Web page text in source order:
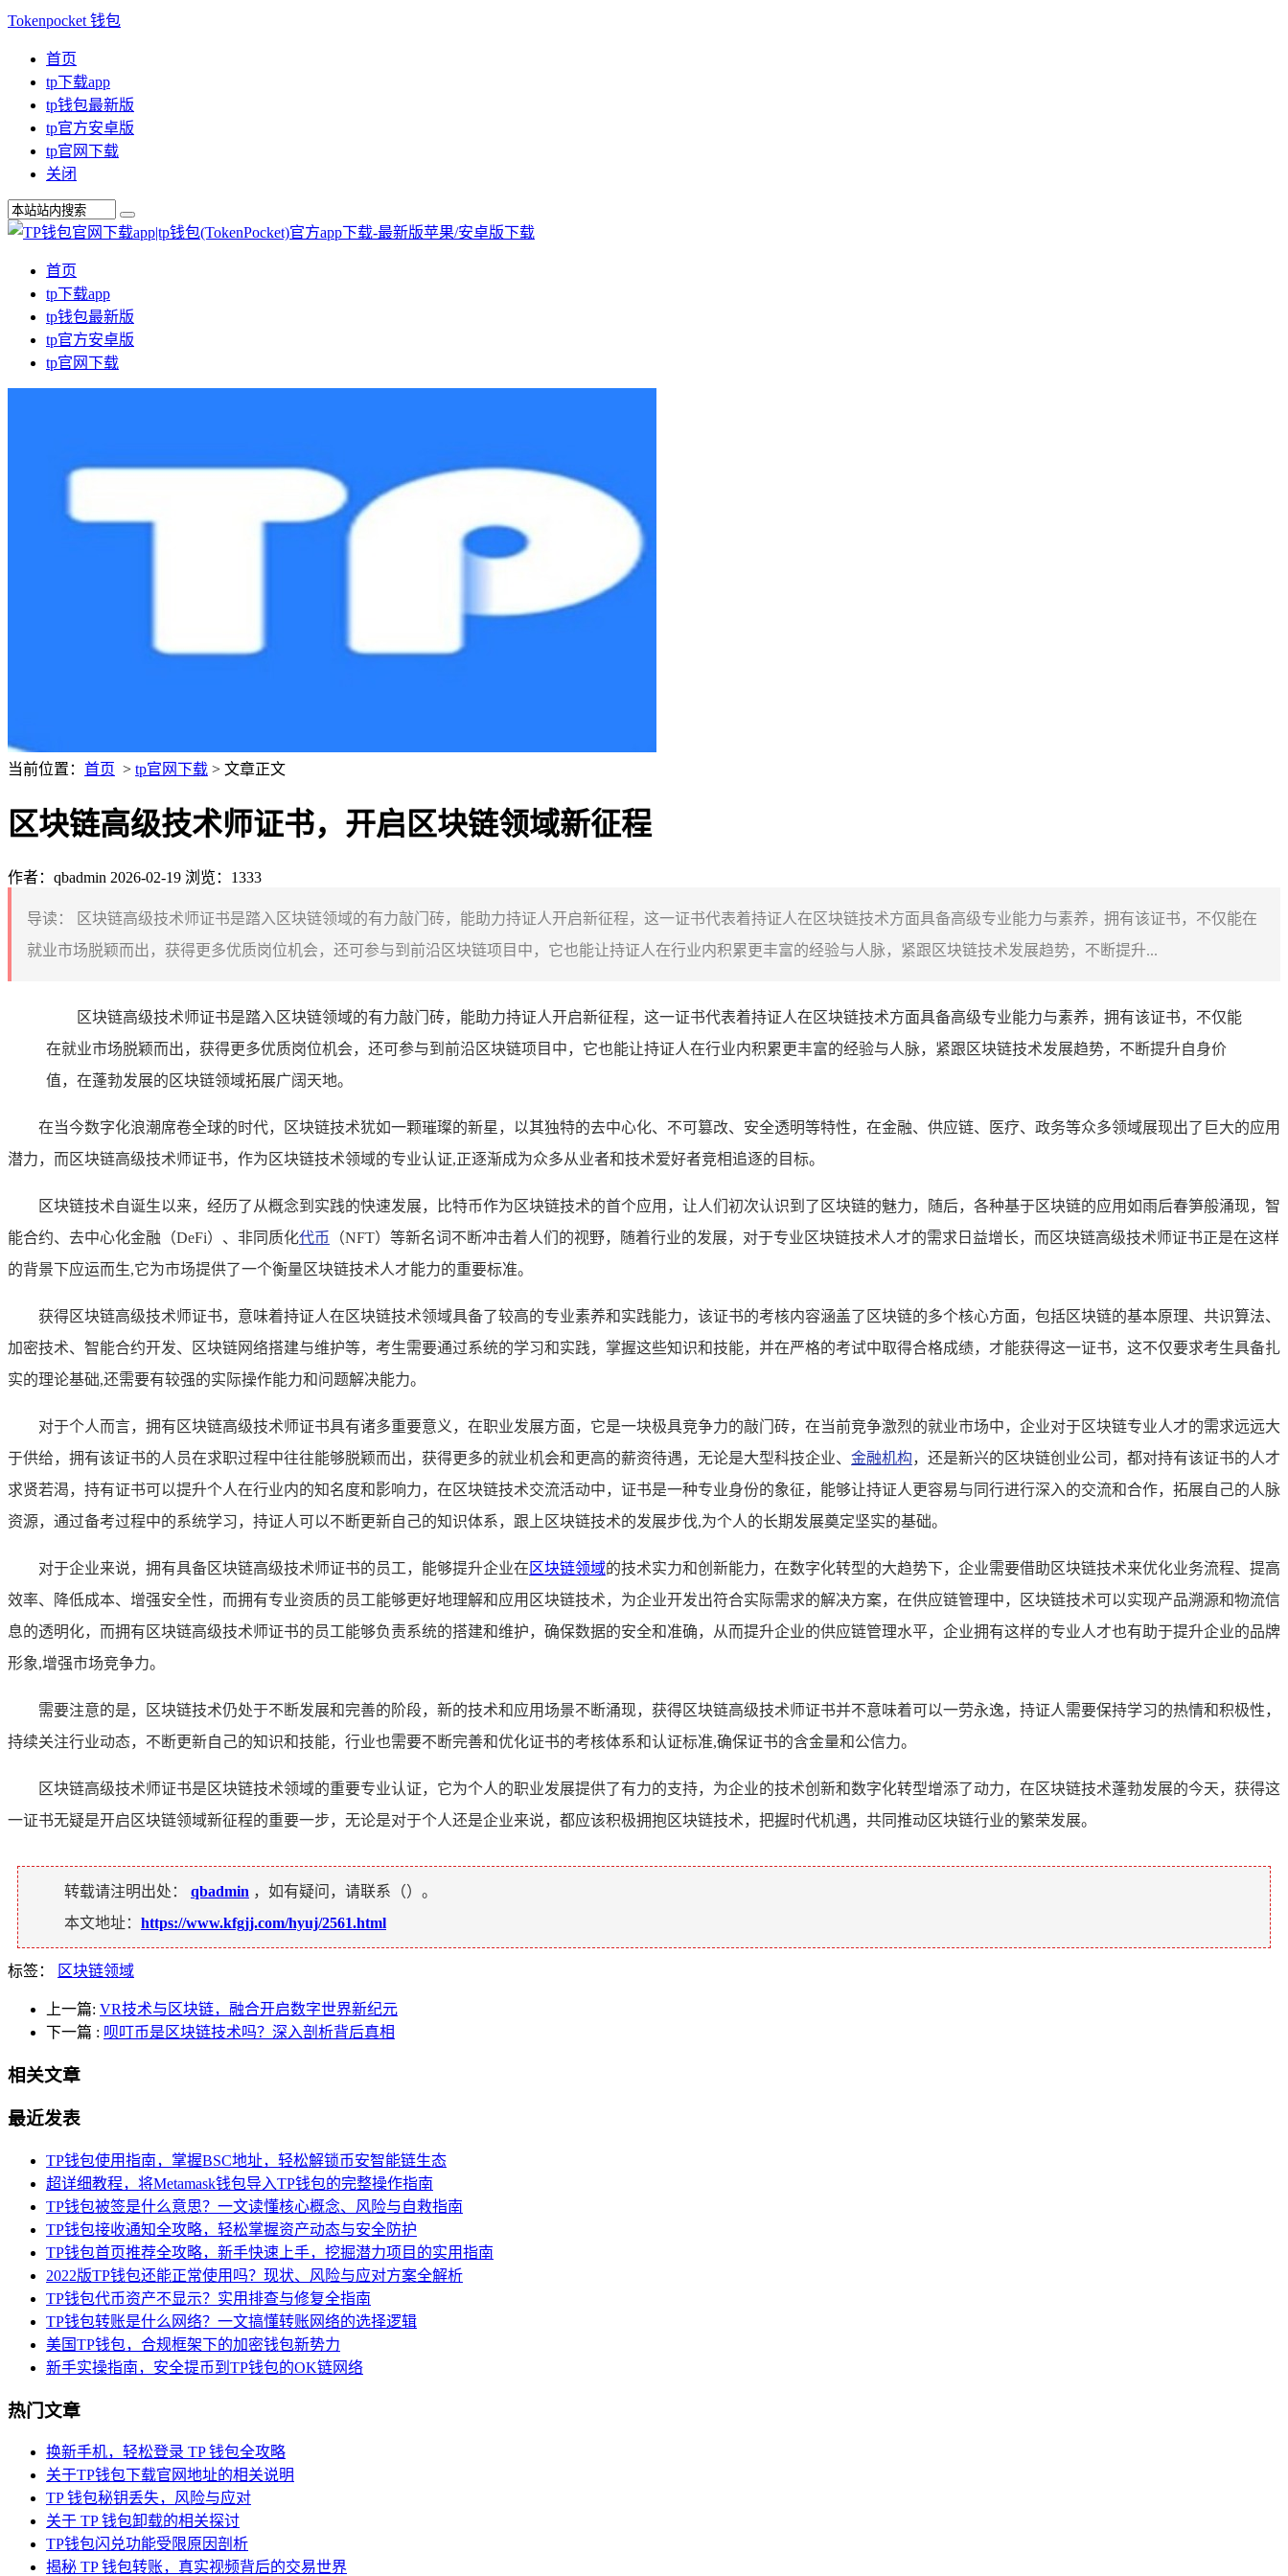
Tokenpocket 钱包
首页
tp下载app
tp钱包最新版
tp官方安卓版
tp官网下载
关闭
首页
tp下载app
tp钱包最新版
tp官方安卓版
tp官网下载
当前位置： 首页 > tp官网下载 > 文章正文
区块链高级技术师证书，开启区块链领域新征程
作者：qbadmin 2026-02-19 浏览：1333
导读：
区块链高级技术师证书是踏入区块链领域的有力敲门砖，能助力持证人开启新征程，这一证书代表着持证人在区块链技术方面具备高级专业能力与素养，拥有该证书，不仅能在
就业市场脱颖而出，获得更多优质岗位机会，还可参与到前沿区块链项目中，它也能让持证人在行业内积累更丰富的经验与人脉，紧跟区块链技术发展趋势，不断提升...
区块链高级技术师证书是踏入区块链领域的有力敲门砖，能助力持证人开启新征程，这一证书代表着持证人在区块链技术方面具备高级专业能力与素养，拥有该证书，不仅能
在就业市场脱颖而出，获得更多优质岗位机会，还可参与到前沿区块链项目中，它也能让持证人在行业内积累更丰富的经验与人脉，紧跟区块链技术发展趋势，不断提升自身价
值，在蓬勃发展的区块链领域拓展广阔天地。
在当今数字化浪潮席卷全球的时代，区块链技术犹如一颗璀璨的新星，以其独特的去中心化、不可篡改、安全透明等特性，在金融、供应链、医疗、政务等众多领域展现出了巨大的应用
潜力，而区块链高级技术师证书，作为区块链技术领域的专业认证,正逐渐成为众多从业者和技术爱好者竞相追逐的目标。
区块链技术自诞生以来，经历了从概念到实践的快速发展，比特币作为区块链技术的首个应用，让人们初次认识到了区块链的魅力，随后，各种基于区块链的应用如雨后春笋般涌现，智
能合约、去中心化金融（DeFi）、非同质化代币
（NFT）等新名词不断冲击着人们的视野，随着行业的发展，对于专业区块链技术人才的需求日益增长，而区块链高级技术师证书正是在这样
的背景下应运而生,它为市场提供了一个衡量区块链技术人才能力的重要标准。
获得区块链高级技术师证书，意味着持证人在区块链技术领域具备了较高的专业素养和实践能力，该证书的考核内容涵盖了区块链的多个核心方面，包括区块链的基本原理、共识算法、
加密技术、智能合约开发、区块链网络搭建与维护等，考生需要通过系统的学习和实践，掌握这些知识和技能，并在严格的考试中取得合格成绩，才能获得这一证书，这不仅要求考生具备扎
实的理论基础,还需要有较强的实际操作能力和问题解决能力。
对于个人而言，拥有区块链高级技术师证书具有诸多重要意义，在职业发展方面，它是一块极具竞争力的敲门砖，在当前竞争激烈的就业市场中，企业对于区块链专业人才的需求远远大
于供给，拥有该证书的人员在求职过程中往往能够脱颖而出，获得更多的就业机会和更高的薪资待遇，无论是大型科技企业、 金融机构，还是新兴的区块链创业公司，都对持有该证书的人才
求贤若渴，持有证书可以提升个人在行业内的知名度和影响力，在区块链技术交流活动中，证书是一种专业身份的象征，能够让持证人更容易与同行进行深入的交流和合作，拓展自己的人脉
资源，通过备考过程中的系统学习，持证人可以不断更新自己的知识体系，跟上区块链技术的发展步伐,为个人的长期发展奠定坚实的基础。
对于企业来说，拥有具备区块链高级技术师证书的员工，能够提升企业在 区块链领域的技术实力和创新能力，在数字化转型的大趋势下，企业需要借助区块链技术来优化业务流程、提高
效率、降低成本、增强安全性，而拥有专业资质的员工能够更好地理解和应用区块链技术，为企业开发出符合实际需求的解决方案，在供应链管理中，区块链技术可以实现产品溯源和物流信
息的透明化，而拥有区块链高级技术师证书的员工能够负责系统的搭建和维护，确保数据的安全和准确，从而提升企业的供应链管理水平，企业拥有这样的专业人才也有助于提升企业的品牌
形象,增强市场竞争力。
需要注意的是，区块链技术仍处于不断发展和完善的阶段，新的技术和应用场景不断涌现，获得区块链高级技术师证书并不意味着可以一劳永逸，持证人需要保持学习的热情和积极性，
持续关注行业动态，不断更新自己的知识和技能，行业也需要不断完善和优化证书的考核体系和认证标准,确保证书的含金量和公信力。
区块链高级技术师证书是区块链技术领域的重要专业认证，它为个人的职业发展提供了有力的支持，为企业的技术创新和数字化转型增添了动力，在区块链技术蓬勃发展的今天，获得这
一证书无疑是开启区块链领域新征程的重要一步，无论是对于个人还是企业来说，都应该积极拥抱区块链技术，把握时代机遇，共同推动区块链行业的繁荣发展。
转载请注明出处： qbadmin ，如有疑问，请联系（）。
本文地址： https://www.kfgjj.com/hyuj/2561.html
标签： 区块链领域
上一篇: VR技术与区块链，融合开启数字世界新纪元
下一篇 : 呗叮币是区块链技术吗？深入剖析背后真相
相关文章
最近发表
TP钱包使用指南，掌握BSC地址，轻松解锁币安智能链生态
超详细教程，将Metamask钱包导入TP钱包的完整操作指南
TP钱包被签是什么意思？一文读懂核心概念、风险与自救指南
TP钱包接收通知全攻略，轻松掌握资产动态与安全防护
TP钱包首页推荐全攻略，新手快速上手，挖掘潜力项目的实用指南
2022版TP钱包还能正常使用吗？现状、风险与应对方案全解析
TP钱包代币资产不显示？实用排查与修复全指南
TP钱包转账是什么网络？一文搞懂转账网络的选择逻辑
美国TP钱包，合规框架下的加密钱包新势力
新手实操指南，安全提币到TP钱包的OK链网络
热门文章
换新手机，轻松登录 TP 钱包全攻略
关于TP钱包下载官网地址的相关说明
TP 钱包秘钥丢失，风险与应对
关于 TP 钱包卸载的相关探讨
TP钱包闪兑功能受限原因剖析
揭秘 TP 钱包转账，真实视频背后的交易世界